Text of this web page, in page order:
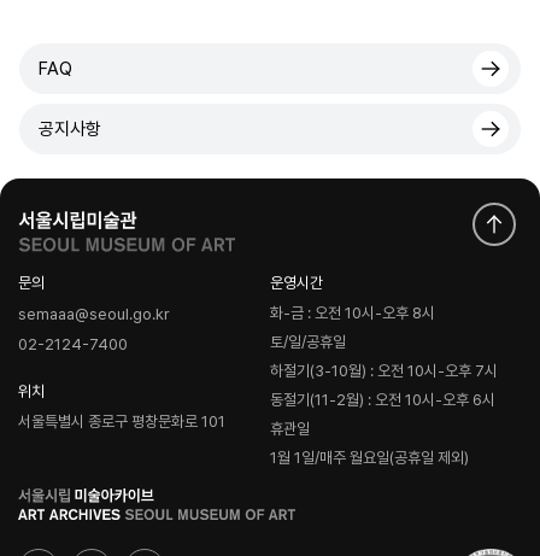
FAQ
공지사항
문의
semaaa@seoul.go.kr
02-2124-7400
위치
서울특별시 종로구 평창문화로 101
운영시간
화-금 : 오전 10시-오후 8시
토/일/공휴일
하절기(3-10월) : 오전 10시-오후 7시
동절기(11-2월) : 오전 10시-오후 6시
휴관일
1월 1일/매주 월요일(공휴일 제외)
로
고